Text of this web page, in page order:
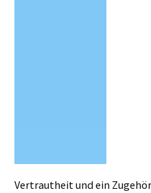
Vertrautheit und ein